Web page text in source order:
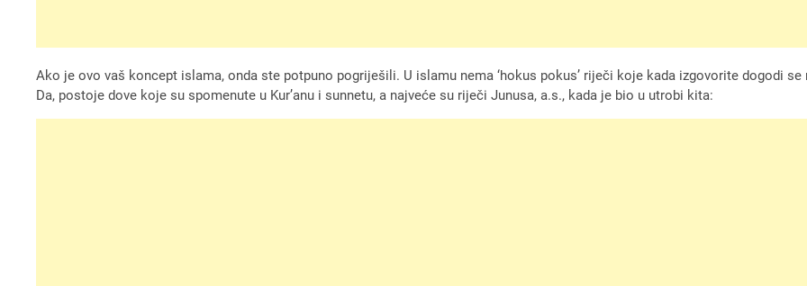
Ako je ovo vaš koncept islama, onda ste potpuno pogriješili. U islamu nema ‘hokus pokus’ riječi koje kada izgovorite dogodi se
Da, postoje dove koje su spomenute u Kur’anu i sunnetu, a najveće su riječi Junusa, a.s., kada je bio u utrobi kita: